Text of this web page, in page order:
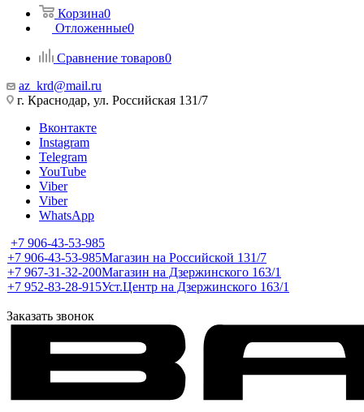
Корзина0
Отложенные0
Сравнение товаров0
az_krd@mail.ru
г. Краснодар, ул. Российская 131/7
Вконтакте
Instagram
Telegram
YouTube
Viber
Viber
WhatsApp
+7 906-43-53-985
+7 906-43-53-985Магазин на Российской 131/7
+7 967-31-32-200Магазин на Дзержинского 163/1
+7 952-83-28-915Уст.Центр на Дзержинского 163/1
Заказать звонок